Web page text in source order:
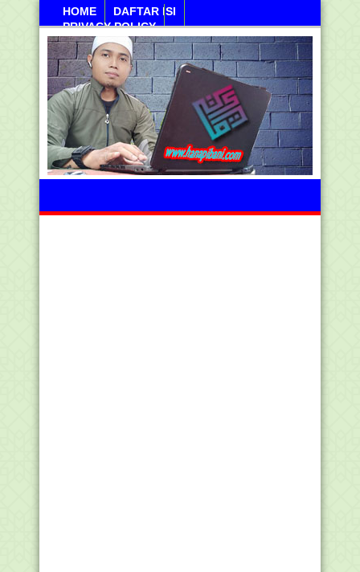
HOME
DAFTAR ISI
PRIVACY POLICY
Jumahat, 07 Agustus 2026